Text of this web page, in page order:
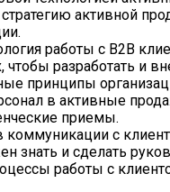
активной
работы с В2В
разработать и
принципы
в активные
приемы.
с
знать и сделать
работы с